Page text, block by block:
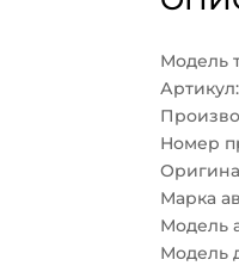
Модель
Номер
Марка
Модель
Модель